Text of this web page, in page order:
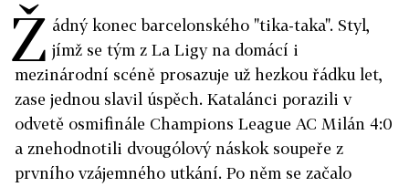
Ž ádný konec barcelonského "tika-taka". Styl,
jímž se tým z La Ligy na domácí i
mezinárodní scéně prosazuje už hezkou řádku let,
zase jednou slavil úspěch. Katalánci porazili v
odvetě osmifinále Champions League AC Milán 4:0
a znehodnotili dvougólový náskok soupeře z
prvního vzájemného utkání. Po něm se začalo